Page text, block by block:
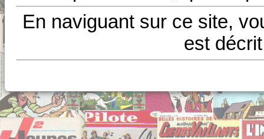
En naviguant sur ce site,
est